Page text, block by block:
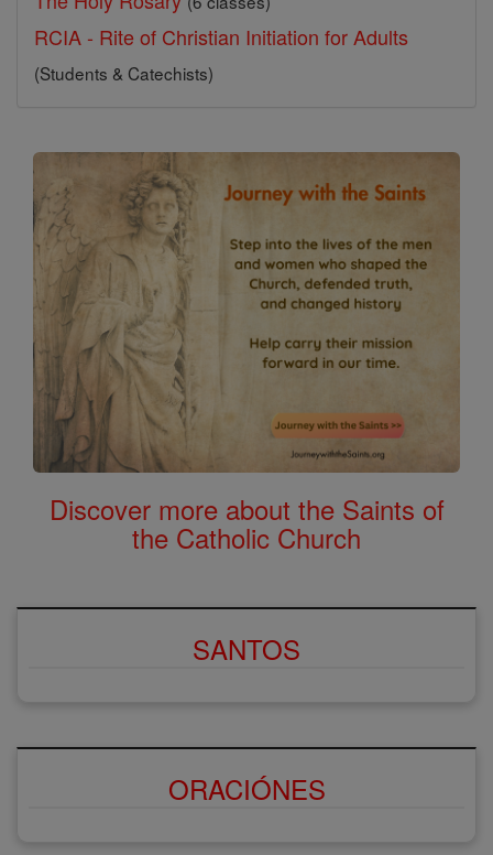
RCIA - Rite of Christian Initiation for Adults
(Students & Catechists)
Discover more about the Saints of
the Catholic Church
SANTOS
ORACIÓNES